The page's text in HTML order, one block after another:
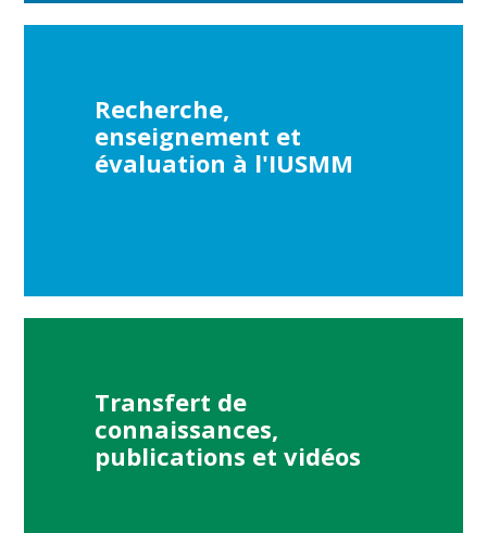
Recherche,
enseignement et
évaluation à l'IUSMM
Transfert de
connaissances,
publications et vidéos